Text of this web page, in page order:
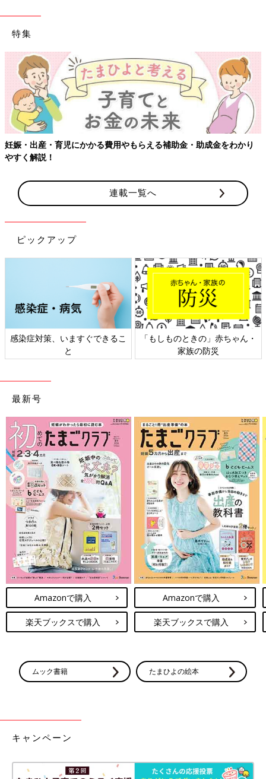
特集
かかる費用やもらえる補助金・助成金をわかり 【ワクチン接種
連載一覧へ
ピックアップ
、いますぐできるこ
「もしものときの」赤ちゃん・
日本外来
最新号
Amazonで購入
楽天ブックスで購入
Amazonで購入
楽天ブックスで購入
ムック書籍 たまひよの絵本
キャンペーン